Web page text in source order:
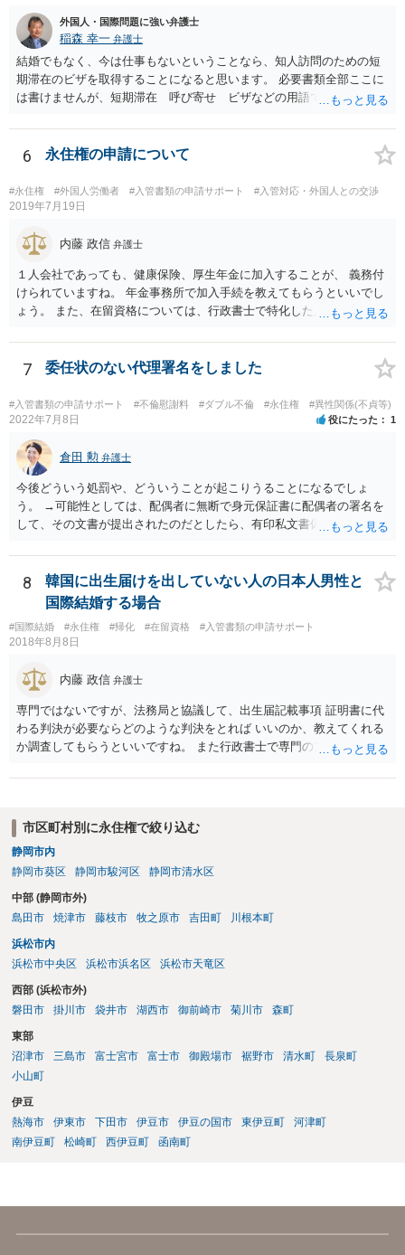
外国人・国際問題に強い弁護士
稲森 幸一 弁護士
結婚でもなく、今は仕事もないということなら、知人訪問のための短
期滞在のビザを取得することになると思います。 必要書類全部ここに
は書けませんが、短期滞在 呼び寄せ ビザなどの用語で検索すると
す。 それらを揃えて、イランにある日本大使館ににビザを申請するこ
とになります。 期間は通常９０日、３０日、あるいは１５日ですが、
使館に問い合わせたほうがいいかもしれません。ネットでの情報収集
もしたほうがいいと思います
6 永住権の申請について
#永住権 #外国人労働者 #入管書類の申請サポート #入管対応・外国人との交渉
2019年7月19日
内藤 政信 弁護士
１人会社であっても、健康保険、厚生年金に加入することが、 義務付
けられていますね。 年金事務所で加入手続を教えてもらうといいでし
ょう。 また、在留資格については、行政書士で特化した人が何人も い
人は少ないですね。
7 委任状のない代理署名をしました
#入管書類の申請サポート #不倫慰謝料 #ダブル不倫 #永住権 #異性関係(不貞等)
2022年7月8日 役にたった 1
倉田 勲 弁護士
今後どういう処罰や、どういうことが起こりうることになるでしょ
う。 →可能性としては、配偶者に無断で身元保証書に配偶者の署名を
して、その文書が提出されたのだとしたら、有印私文書偽造・同行使
規定されています。
8
韓国に出生届けを出していない人の日本人男性と
国際結婚する場合
#国際結婚 #永住権 #帰化 #在留資格 #入管書類の申請サポート
2018年8月8日
内藤 政信 弁護士
専門ではないですが、法務局と協議して、出生届記載事項 証明書に代
わる判決が必要ならどのような判決をとれば いいのか、教えてくれる
か調査してもらうといいですね。 また行政書士で専門の方がいそうな
市区町村別に永住権で絞り込む
静岡市内
静岡市葵区
静岡市駿河区 静岡市清水区
中部 (静岡市外)
島田市
焼津市 藤枝市 牧之原市 吉田町 川根本町
浜松市内
浜松市中央区
浜松市浜名区 浜松市天竜区
西部 (浜松市外)
磐田市
掛川市 袋井市 湖西市 御前崎市 菊川市 森町
東部
沼津市
三島市 富士宮市 富士市 御殿場市 裾野市 清水町
長泉町
小山町
伊豆
熱海市
伊東市 下田市 伊豆市 伊豆の国市 東伊豆町
河津町
南伊豆町
松崎町 西伊豆町 函南町